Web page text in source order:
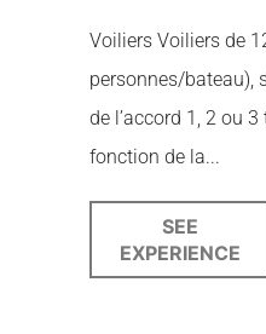
Voiliers Voiliers de
personnes/bateau),
de l’accord 1, 2 ou
fonction de la...
SEE
EXPERIENCE